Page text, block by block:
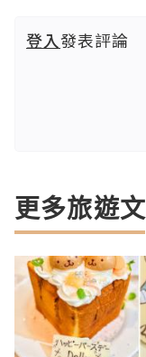
登入發表評論
更多旅遊